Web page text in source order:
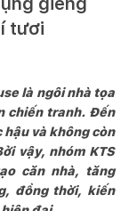
tươi
là ngôi nhà tọa
chiến tranh. Đến
và không còn
vậy, nhóm KTS
căn nhà, tăng
đồng thời, kiến